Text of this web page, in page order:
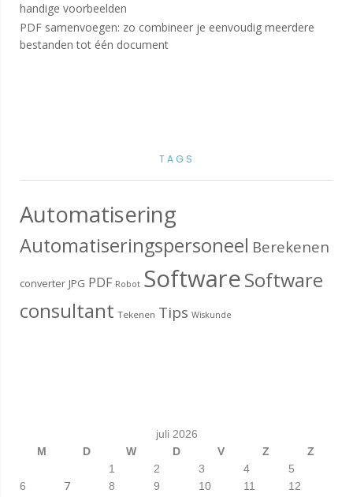
handige voorbeelden
PDF samenvoegen: zo combineer je eenvoudig meerdere
bestanden tot één document
TAGS
Automatisering
Automatiseringspersoneel Berekenen
converter JPG PDF Robot SoftwareSoftware
consultant Tekenen Tips Wiskunde
juli 2026
M
D W D V Z
Z
1
2 3 4
5
6
7 8 9 10 11 12